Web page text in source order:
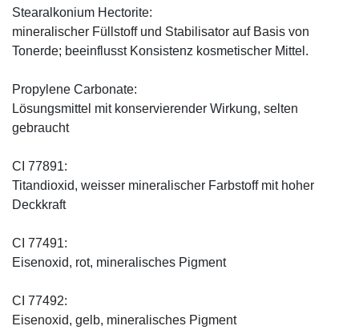
Stearalkonium Hectorite:
mineralischer Füllstoff und Stabilisator auf Basis von
Tonerde; beeinflusst Konsistenz kosmetischer Mittel.
Propylene Carbonate:
Lösungsmittel mit konservierender Wirkung, selten
gebraucht
CI 77891:
Titandioxid, weisser mineralischer Farbstoff mit hoher
Deckkraft
CI 77491:
Eisenoxid, rot, mineralisches Pigment
CI 77492:
Eisenoxid, gelb, mineralisches Pigment